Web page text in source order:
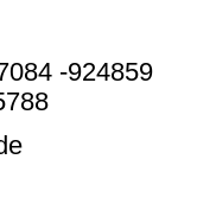
-924859